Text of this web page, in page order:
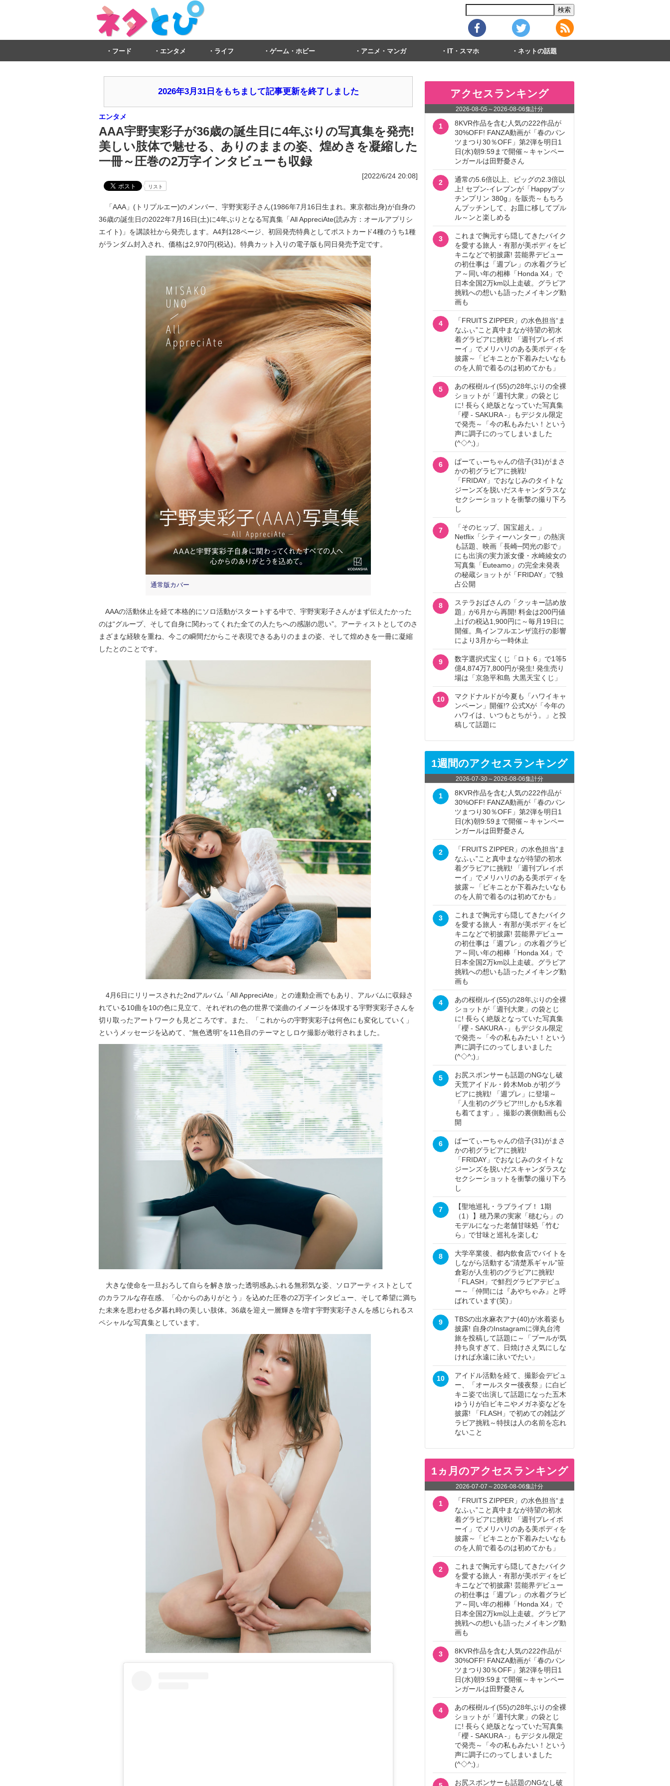
フード エンタメ ライフ ゲーム・ホビー アニメ・マンガ IT・スマホ ネットの話題
2026年3月31日をもちまして記事更新を終了しました
エンタメ
AAA宇野実彩子が36歳の誕生日に4年ぶりの写真集を発売!
美しい肢体で魅せる、ありのままの姿、煌めきを凝縮した
一冊～圧巻の2万字インタビューも収録
[2022/6/24 20:08]
リスト
「AAA」(トリプルエー)のメンバー、宇野実彩子さん(1986年7月16日生まれ。東京都出身)が自身の
36歳の誕生日の2022年7月16日(土)に4年ぶりとなる写真集「All AppreciAte(読み方：オールアプリシ
エイト)」を講談社から発売します。A4判128ページ、初回発売特典としてポストカード4種のうち1種
がランダム封入され、価格は2,970円(税込)。特典カット入りの電子版も同日発売予定です。
通常版カバー
AAAの活動休止を経て本格的にソロ活動がスタートする中で、宇野実彩子さんがまず伝えたかった
のは“グループ、そして自身に関わってくれた全ての人たちへの感謝の思い”。アーティストとしてのさ
まざまな経験を重ね、今この瞬間だからこそ表現できるありのままの姿、そして煌めきを一冊に凝縮
したとのことです。
4月6日にリリースされた2ndアルバム「All AppreciAte」との連動企画でもあり、アルバムに収録さ
れている10曲を10の色に見立て、それぞれの色の世界で楽曲のイメージを体現する宇野実彩子さんを
切り取ったアートワークも見どころです。また、「これからの宇野実彩子は何色にも変化していく」
というメッセージを込めて、“無色透明”を11色目のテーマとしロケ撮影が敢行されました。
大きな使命を一旦おろして自らを解き放った透明感あふれる無邪気な姿、ソロアーティストとして
のカラフルな存在感、「心からのありがとう」を込めた圧巻の2万字インタビュー、そして希望に満ち
た未来を思わせる夕暮れ時の美しい肢体。36歳を迎え一層輝きを増す宇野実彩子さんを感じられるス
ペシャルな写真集としています。
アクセスランキング
2026-08-05 ～2026-08-06集計分
1
8KVR作品を含む人気の222作品が
30%OFF! FANZA動画が「春のパン
ツまつり30％OFF」第2弾を明日1
日(水)朝9:59まで開催～キャンペー
ンガールは田野憂さん
2
通常の5.6倍以上、ビッグの2.3倍以
上! セブン‐イレブンが「Happyプッ
チンプリン 380g」を販売～もちろ
んプッチンして、お皿に移してプル
ル～ンと楽しめる
3
これまで胸元すら隠してきたバイク
を愛する旅人・有那が美ボディをビ
キニなどで初披露! 芸能界デビュー
の初仕事は「週プレ」の水着グラビ
ア～同い年の相棒「Honda X4」で
日本全国2万km以上走破。グラビア
挑戦への想いも語ったメイキング動
画も
4
「FRUITS ZIPPER」の水色担当“ま
なふぃ”こと真中まなが待望の初水
着グラビアに挑戦! 「週刊プレイボ
ーイ」でメリハリのある美ボディを
披露～「ビキニとか下着みたいなも
のを人前で着るのは初めてかも」
5
あの桜樹ルイ(55)の28年ぶりの全裸
ショットが「週刊大衆」の袋とじ
に! 長らく絶版となっていた写真集
「櫻 - SAKURA -」もデジタル限定
で発売～「今の私もみたい！という
声に調子にのってしまいました
(^◇^;)」
6
ぱーてぃーちゃんの信子(31)がまさ
かの初グラビアに挑戦!
「FRIDAY」でおなじみのタイトな
ジーンズを脱いだスキャンダラスな
セクシーショットを衝撃の撮り下ろ
し
7
「そのヒップ、国宝超え。」
Netflix「シティーハンター」の熱演
も話題、映画「長崎─閃光の影で」
にも出演の実力派女優・水崎綾女の
写真集「Euteamo」の完全未発表
の秘蔵ショットが「FRIDAY」で独
占公開
8
ステラおばさんの「クッキー詰め放
題」が6月から再開! 料金は200円値
上げの税込1,900円に～毎月19日に
開催。鳥インフルエンザ流行の影響
により3月から一時休止
9
数字選択式宝くじ「ロト 6」で1等5
億4,874万7,800円が発生! 発生売り
場は「京急平和島 大黒天宝くじ」
10
マクドナルドが今夏も「ハワイキャ
ンペーン」開催!? 公式Xが「今年の
ハワイは、いつもとちがう。」と投
稿して話題に
1週間のアクセスランキング
2026-07-30～2026-08-06集計分
1
8KVR作品を含む人気の222作品が
30%OFF! FANZA動画が「春のパン
ツまつり30％OFF」第2弾を明日1
日(水)朝9:59まで開催～キャンペー
ンガールは田野憂さん
2
「FRUITS ZIPPER」の水色担当“ま
なふぃ”こと真中まなが待望の初水
着グラビアに挑戦! 「週刊プレイボ
ーイ」でメリハリのある美ボディを
披露～「ビキニとか下着みたいなも
のを人前で着るのは初めてかも」
3
これまで胸元すら隠してきたバイク
を愛する旅人・有那が美ボディをビ
キニなどで初披露! 芸能界デビュー
の初仕事は「週プレ」の水着グラビ
ア～同い年の相棒「Honda X4」で
日本全国2万km以上走破。グラビア
挑戦への想いも語ったメイキング動
画も
4
あの桜樹ルイ(55)の28年ぶりの全裸
ショットが「週刊大衆」の袋とじ
に! 長らく絶版となっていた写真集
「櫻 - SAKURA -」もデジタル限定
で発売～「今の私もみたい！という
声に調子にのってしまいました
(^◇^;)」
5
お尻スポンサーも話題のNGなし破
天荒アイドル・鈴木Mob.が初グラ
ビアに挑戦! 「週プレ」に登場～
「人生初のグラビア!!!しかも5水着
も着てます」。撮影の裏側動画も公
開
6
ぱーてぃーちゃんの信子(31)がまさ
かの初グラビアに挑戦!
「FRIDAY」でおなじみのタイトな
ジーンズを脱いだスキャンダラスな
セクシーショットを衝撃の撮り下ろ
し
7
【聖地巡礼・ラブライブ！ 1期
（1）】穂乃果の実家「穂むら」の
モデルになった老舗甘味処「竹む
ら」で甘味と巡礼を楽しむ
8
大学卒業後、都内飲食店でバイトを
しながら活動する“清楚系ギャル”笹
倉彩が人生初のグラビアに挑戦!
「FLASH」で鮮烈グラビアデビュ
ー～「仲間には『あやちゃみ』と呼
ばれています(笑)」
9
TBSの出水麻衣アナ(40)が水着姿も
披露! 自身のInstagramに弾丸台湾
旅を投稿して話題に～「プールが気
持ち良すぎて、日焼けさえ気にしな
ければ永遠に泳いでたい」
10
アイドル活動を経て、撮影会デビュ
ー、「オールスター後夜祭」に白ビ
キニ姿で出演して話題になった五木
ゆうりが白ビキニやメガネ姿などを
披露! 「FLASH」で初めての雑誌グ
ラビア挑戦～特技は人の名前を忘れ
ないこと
1ヵ月のアクセスランキング
2026-07-07 ～2026-08-06集計分
1
「FRUITS ZIPPER」の水色担当“ま
なふぃ”こと真中まなが待望の初水
着グラビアに挑戦! 「週刊プレイボ
ーイ」でメリハリのある美ボディを
披露～「ビキニとか下着みたいなも
のを人前で着るのは初めてかも」
2
これまで胸元すら隠してきたバイク
を愛する旅人・有那が美ボディをビ
キニなどで初披露! 芸能界デビュー
の初仕事は「週プレ」の水着グラビ
ア～同い年の相棒「Honda X4」で
日本全国2万km以上走破。グラビア
挑戦への想いも語ったメイキング動
画も
3
8KVR作品を含む人気の222作品が
30%OFF! FANZA動画が「春のパン
ツまつり30％OFF」第2弾を明日1
日(水)朝9:59まで開催～キャンペー
ンガールは田野憂さん
4
あの桜樹ルイ(55)の28年ぶりの全裸
ショットが「週刊大衆」の袋とじ
に! 長らく絶版となっていた写真集
「櫻 - SAKURA -」もデジタル限定
で発売～「今の私もみたい！という
声に調子にのってしまいました
(^◇^;)」
お尻スポンサーも話題のNGなし破